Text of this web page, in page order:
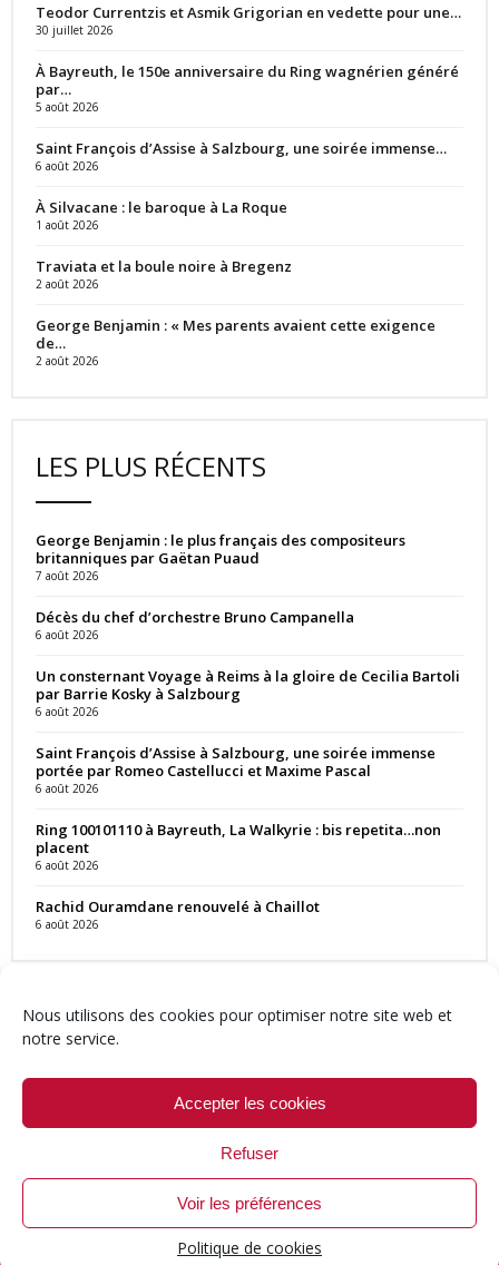
Nous utilisons des cookies pour optimiser notre site web et
notre service.
Accepter les cookies
Refuser
Voir les préférences
Politique de cookies
Teodor Currentzis et Asmik Grigorian en vedette pour une…
30 juillet 2026
À Bayreuth, le 150e anniversaire du Ring wagnérien généré
par…
5 août 2026
Saint François d’Assise à Salzbourg, une soirée immense…
6 août 2026
À Silvacane : le baroque à La Roque
1 août 2026
Traviata et la boule noire à Bregenz
2 août 2026
George Benjamin : « Mes parents avaient cette exigence
de…
2 août 2026
LES PLUS RÉCENTS
George Benjamin : le plus français des compositeurs
britanniques par Gaëtan Puaud
7 août 2026
Décès du chef d’orchestre Bruno Campanella
6 août 2026
Un consternant Voyage à Reims à la gloire de Cecilia Bartoli
par Barrie Kosky à Salzbourg
6 août 2026
Saint François d’Assise à Salzbourg, une soirée immense
portée par Romeo Castellucci et Maxime Pascal
6 août 2026
Ring 100101110 à Bayreuth, La Walkyrie : bis repetita…non
placent
6 août 2026
Rachid Ouramdane renouvelé à Chaillot
6 août 2026
© 1999-2026 ResMusica.net Tous droits réservés.